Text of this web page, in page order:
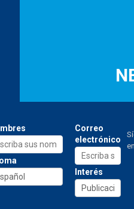
Correo
electrónico
Interés
en